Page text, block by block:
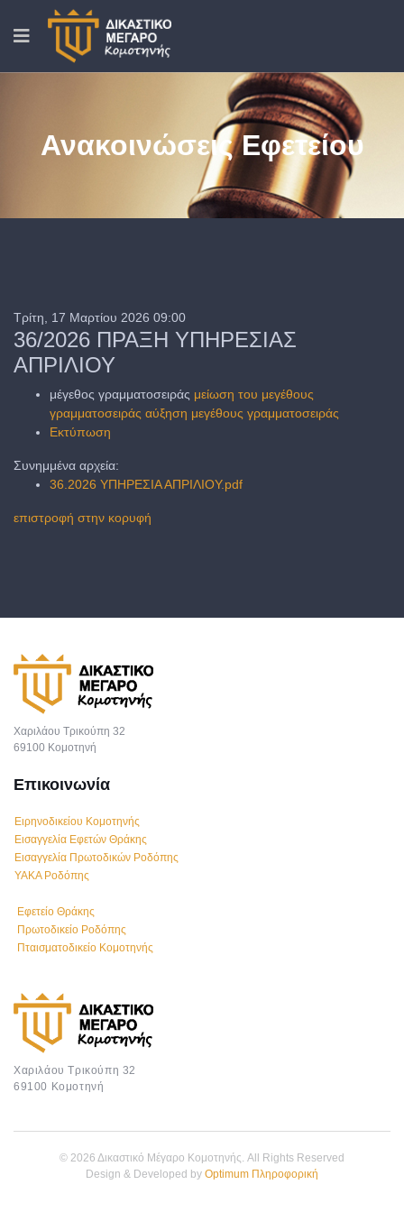
Ανακοινώσεις Εφετείου
Τρίτη, 17 Μαρτίου 2026 09:00
36/2026 ΠΡΑΞΗ ΥΠΗΡΕΣΙΑΣ
ΑΠΡΙΛΙΟΥ
μέγεθος γραμματοσειράς μείωση του μεγέθους
γραμματοσειράς αύξηση μεγέθους γραμματοσειράς
Εκτύπωση
Συνημμένα αρχεία:
36.2026 ΥΠΗΡΕΣΙΑ ΑΠΡΙΛΙΟΥ.pdf
επιστροφή στην κορυφή
Χαριλάου Τρικούπη 32
69100 Κομοτηνή
Επικοινωνία
Ειρηνοδικείου Κομοτηνής
Εισαγγελία Εφετών Θράκης
Εισαγγελία Πρωτοδικών Ροδόπης
ΥΑΚΑ Ροδόπης
Εφετείο Θράκης
Πρωτοδικείο Ροδόπης
Πταισματοδικείο Κομοτηνής
Χαριλάου Τρικούπη 32
69100 Κομοτηνή
© 2026 Δικαστικό Μέγαρο Κομοτηνής. All Rights Reserved
Design & Developed by Optimum Πληροφορική